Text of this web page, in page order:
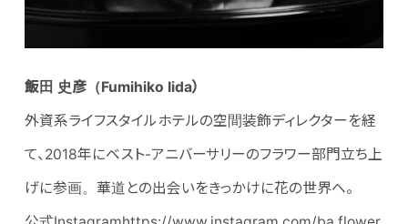
飯田 史彦（Fumihiko Iida）
外資系ライフスタイルホテルの空間装飾ディレクターを経
て、2018年にベスト-アニバーサリーのフラワー部門立ち上
げに参画。華道との出会いをきっかけに花の世界へ。